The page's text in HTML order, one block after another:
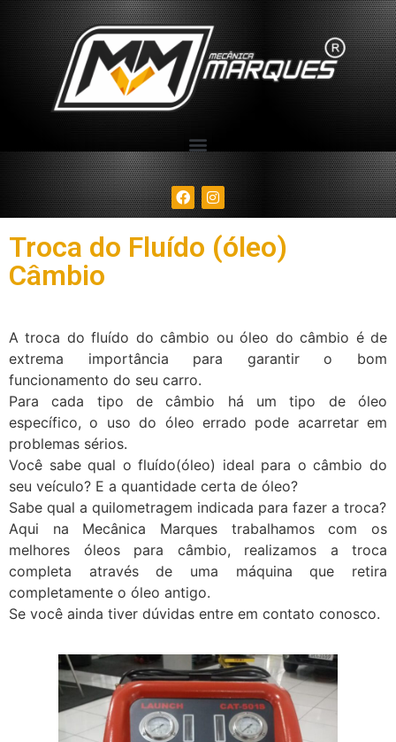
Troca do Fluído (óleo)
Câmbio
A troca do fluído do câmbio ou óleo do câmbio é de
extrema importância para garantir o bom
funcionamento do seu carro.
Para cada tipo de câmbio há um tipo de óleo
específico, o uso do óleo errado pode acarretar em
problemas sérios.
Você sabe qual o fluído(óleo) ideal para o câmbio do
seu veículo? E a quantidade certa de óleo?
Sabe qual a quilometragem indicada para fazer a troca?
Aqui na Mecânica Marques trabalhamos com os
melhores óleos para câmbio, realizamos a troca
completa através de uma máquina que retira
completamente o óleo antigo.
Se você ainda tiver dúvidas entre em contato conosco.